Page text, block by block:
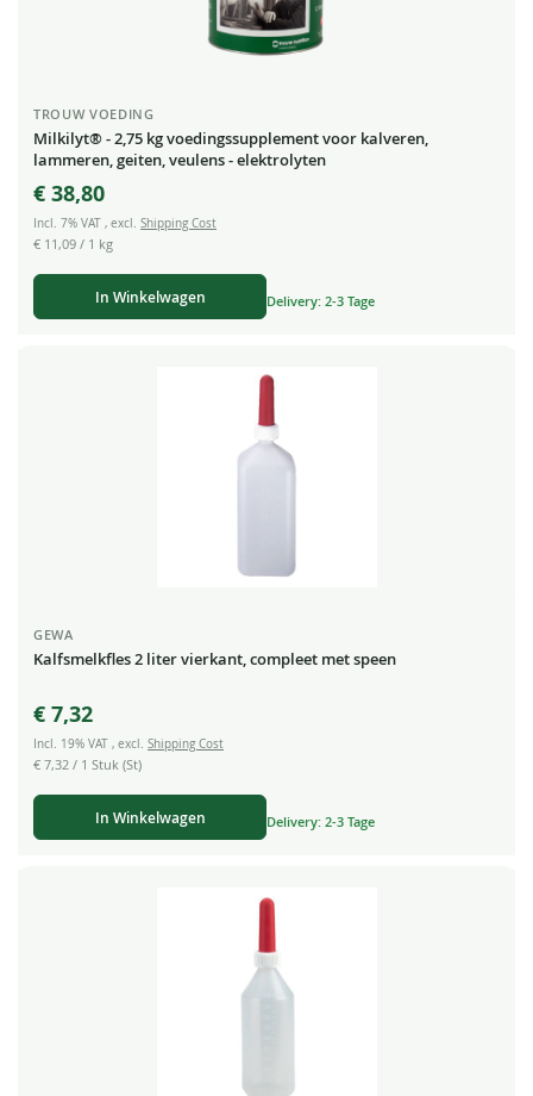
TROUW VOEDING
Milkilyt® - 2,75 kg voedingssupplement voor kalveren,
lammeren, geiten, veulens - elektrolyten
€ 38,80
Incl. 7% VAT , excl. Shipping Cost
€ 11,09 / 1 kg
In Winkelwagen Delivery: 2-3 Tage
GEWA
Kalfsmelkfles 2 liter vierkant, compleet met speen
€ 7,32
Incl. 19% VAT , excl. Shipping Cost
€ 7,32 / 1 Stuk (St)
In Winkelwagen Delivery: 2-3 Tage